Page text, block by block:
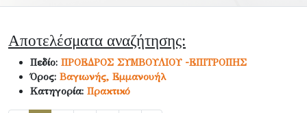
Αποτελέσματα αναζήτησης:
Πεδίο: ΠΡΟΕΔΡΟΣ ΣΥΜΒΟΥΛΙΟΥ -ΕΠΙΤΡΟΠΗΣ
Όρος: Βαγιωνής, Εμμανουήλ
Κατηγορία: Πρακτικό